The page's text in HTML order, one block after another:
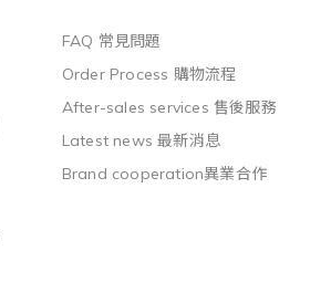
FAQ 常見問題
Order Process 購物流程
After-sales services 售後服務
Latest news 最新消息
Brand cooperation異業合作